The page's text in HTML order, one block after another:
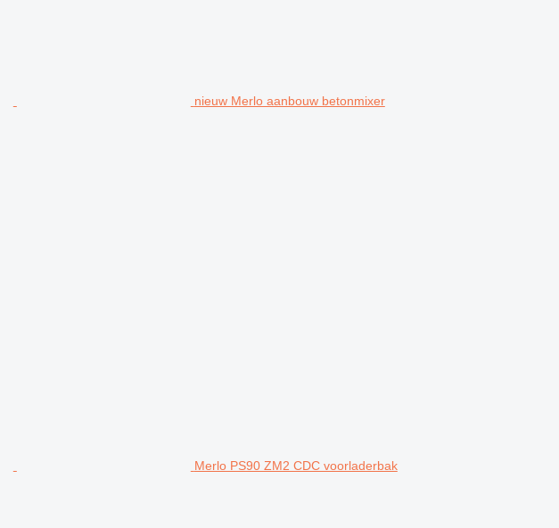
nieuw Merlo aanbouw betonmixer
Merlo PS90 ZM2 CDC voorladerbak